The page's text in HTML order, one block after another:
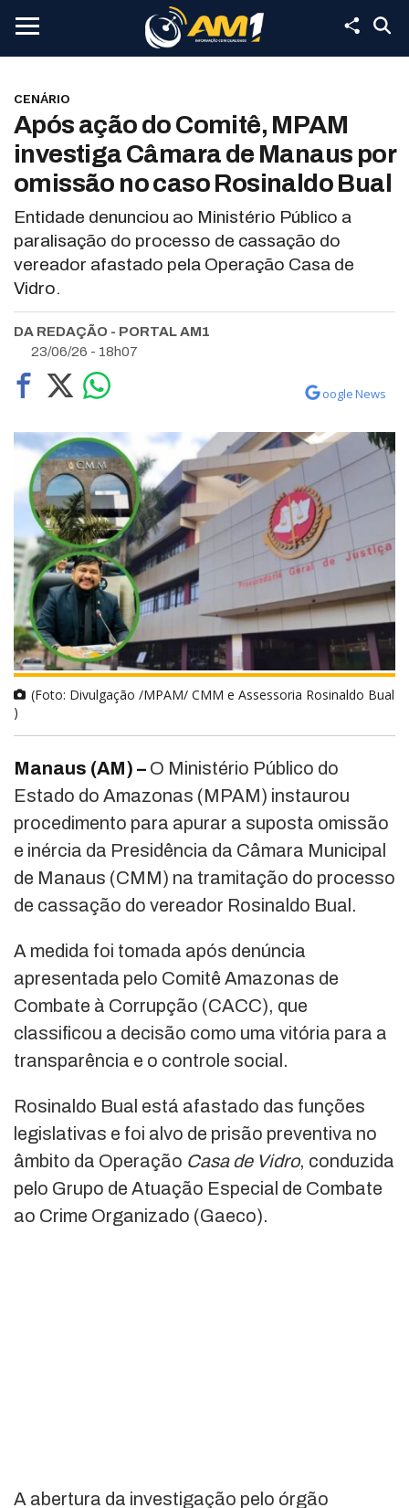
CENÁRIO
Após ação do Comitê, MPAM
investiga Câmara de Manaus por
omissão no caso Rosinaldo Bual
Entidade denunciou ao Ministério Público a
paralisação do processo de cassação do
vereador afastado pela Operação Casa de
Vidro.
DA REDAÇÃO - PORTAL AM1
23/06/26 - 18h07
oogle News
(Foto: Divulgação /MPAM/ CMM e Assessoria Rosinaldo Bual
)
Manaus (AM) – O Ministério Público do
Estado do Amazonas (MPAM) instaurou
procedimento para apurar a suposta omissão
e inércia da Presidência da Câmara Municipal
de Manaus (CMM) na tramitação do processo
de cassação do vereador Rosinaldo Bual.
A medida foi tomada após denúncia
apresentada pelo Comitê Amazonas de
Combate à Corrupção (CACC), que
classificou a decisão como uma vitória para a
transparência e o controle social.
Rosinaldo Bual está afastado das funções
legislativas e foi alvo de prisão preventiva no
âmbito da Operação Casa de Vidro, conduzida
pelo Grupo de Atuação Especial de Combate
ao Crime Organizado (Gaeco).
A abertura da investigação pelo órgão